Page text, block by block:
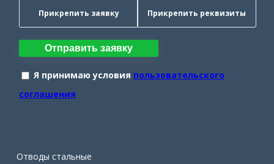
Прикрепить заявку Прикрепить реквизиты
Отправить заявку
Я принимаю условия пользовательского
соглашения
Отводы стальные